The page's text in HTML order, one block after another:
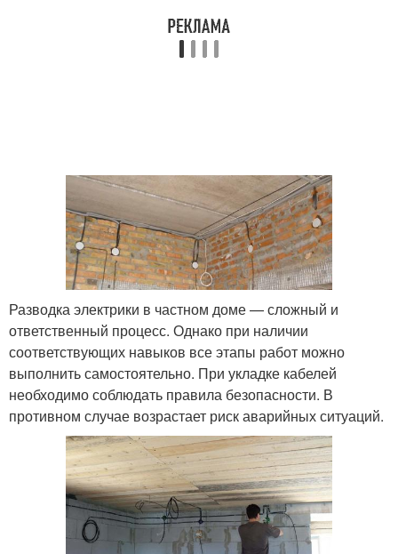
Разводка электрики в частном доме — сложный и
ответственный процесс. Однако при наличии
соответствующих навыков все этапы работ можно
выполнить самостоятельно. При укладке кабелей
необходимо соблюдать правила безопасности. В
противном случае возрастает риск аварийных ситуаций.